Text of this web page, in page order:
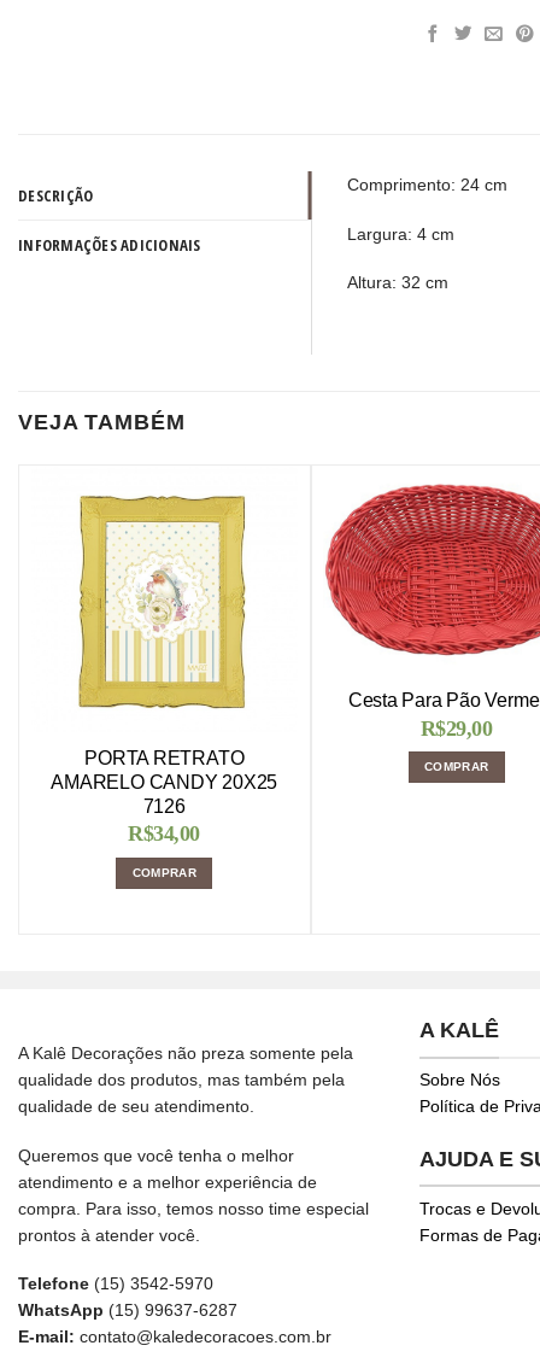
DESCRIÇÃO
INFORMAÇÕES ADICIONAIS
Comprimento: 24 cm
Largura: 4 cm
Altura: 32 cm
VEJA TAMBÉM
PORTA RETRATO
AMARELO CANDY 20X25
7126
R$34,00
COMPRAR
Cesta Para Pão
R$29,00
COMPRAR
A Kalê Decorações não preza somente pela
qualidade dos produtos, mas também pela
qualidade de seu atendimento.
Queremos que você tenha o melhor
atendimento e a melhor experiência de
compra. Para isso, temos nosso time especial
prontos à atender você.
Telefone (15) 3542-5970
WhatsApp (15) 99637-6287
E-mail: contato@kaledecoracoes.com.br
A KALÊ
Sobre Nós
Política de
AJUDA E
Trocas e
Formas de